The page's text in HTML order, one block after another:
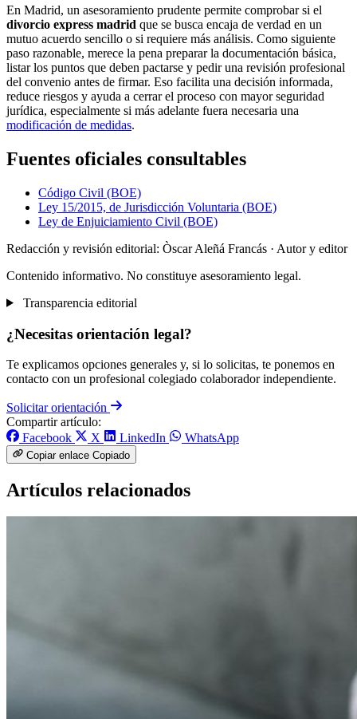
En Madrid, un asesoramiento prudente permite comprobar si el
divorcio express madrid que se busca encaja de verdad en un
mutuo acuerdo sencillo o si requiere más análisis. Como siguiente
paso razonable, merece la pena preparar la documentación básica,
listar los puntos que deben pactarse y pedir una revisión profesional
del convenio antes de firmar. Eso facilita una decisión informada,
reduce riesgos y ayuda a cerrar el proceso con mayor seguridad
jurídica, especialmente si más adelante fuera necesaria una
modificación de medidas.
Fuentes oficiales consultables
Código Civil (BOE)
Ley 15/2015, de Jurisdicción Voluntaria (BOE)
Ley de Enjuiciamiento Civil (BOE)
Redacción y revisión editorial: Òscar Aleñá Francás · Autor y editor
Contenido informativo. No constituye asesoramiento legal.
Transparencia editorial
¿Necesitas orientación legal?
Te explicamos opciones generales y, si lo solicitas, te ponemos en
contacto con un profesional colegiado colaborador independiente.
Solicitar orientación
Compartir artículo:
Facebook
X LinkedIn WhatsApp
Copiar enlace Copiado
Artículos relacionados